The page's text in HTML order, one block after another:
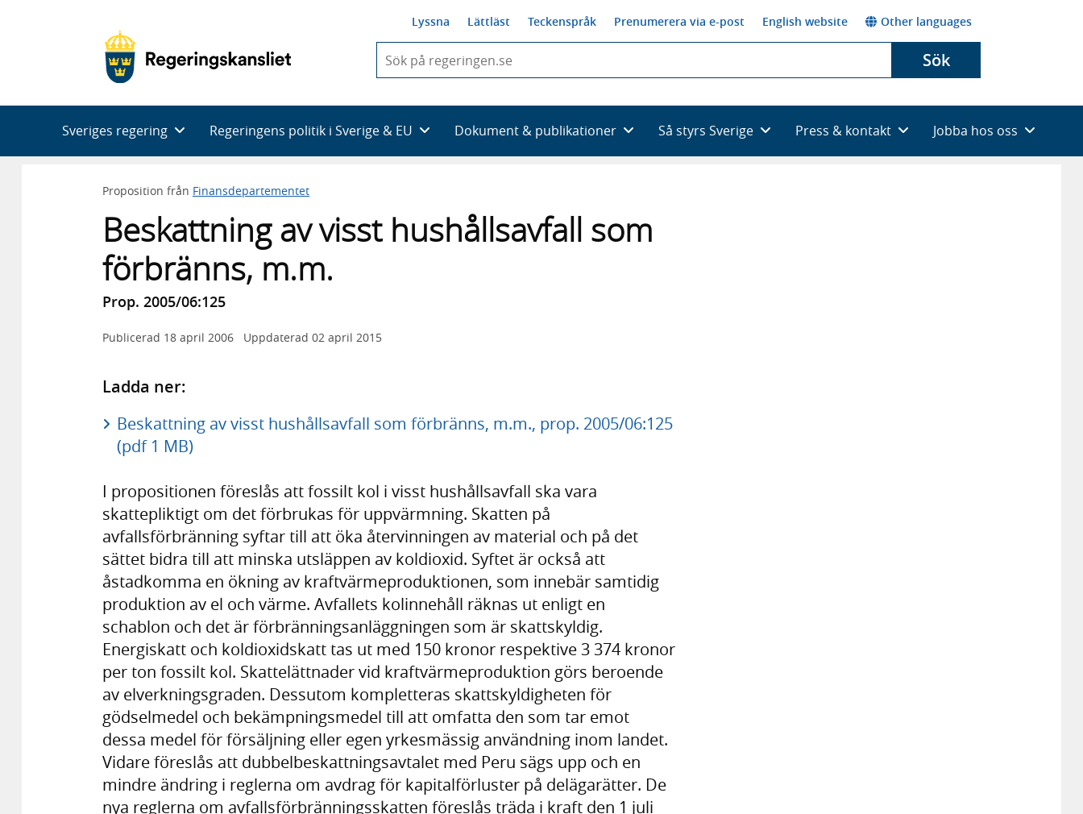
Lyssna Lättläst Teckenspråk Prenumerera via e-post English website Other languages
du
skriva
framträder
en
Sök
Sveriges regering Regeringens politik i Sverige & EU Dokument & publikationer Så styrs Sverige Press & kontakt Jobba hos oss
Proposition från Finansdepartementet
Beskattning av visst hushållsavfall som
förbränns, m.m.
Prop. 2005/06:125
Publicerad 18 april 2006 Uppdaterad 02 april 2015
Ladda ner:
Beskattning av visst hushållsavfall som förbränns, m.m., prop. 2005/06:125
(pdf 1 MB)
I propositionen föreslås att fossilt kol i visst hushållsavfall ska vara
skattepliktigt om det förbrukas för uppvärmning. Skatten på
avfallsförbränning syftar till att öka återvinningen av material och på det
sättet bidra till att minska utsläppen av koldioxid. Syftet är också att
åstadkomma en ökning av kraftvärmeproduktionen, som innebär samtidig
produktion av el och värme. Avfallets kolinnehåll räknas ut enligt en
schablon och det är förbränningsanläggningen som är skattskyldig.
Energiskatt och koldioxidskatt tas ut med 150 kronor respektive 3 374 kronor
per ton fossilt kol. Skattelättnader vid kraftvärmeproduktion görs beroende
av elverkningsgraden. Dessutom kompletteras skattskyldigheten för
gödselmedel och bekämpningsmedel till att omfatta den som tar emot
dessa medel för försäljning eller egen yrkesmässig användning inom landet.
Vidare föreslås att dubbelbeskattningsavtalet med Peru sägs upp och en
mindre ändring i reglerna om avdrag för kapitalförluster på delägarätter. De
nya reglerna om avfallsförbränningsskatten föreslås träda i kraft den 1 juli